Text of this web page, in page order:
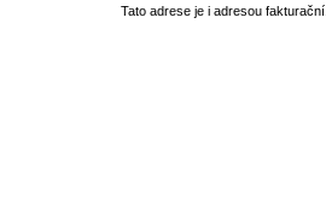
Tato adrese je i adresou fakturační.